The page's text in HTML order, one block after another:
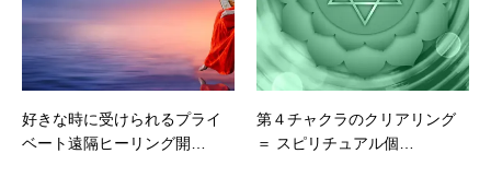
好きな時に受けられるプライ
ベート遠隔ヒーリング開…
第４チャクラのクリアリング
＝ スピリチュアル個…